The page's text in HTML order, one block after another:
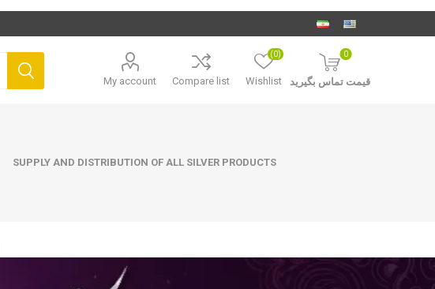
My account Compare list Wishlist
(0) 0
قیمت تماس بگیرید
SUPPLY AND DISTRIBUTION OF ALL SILVER PRODUCTS